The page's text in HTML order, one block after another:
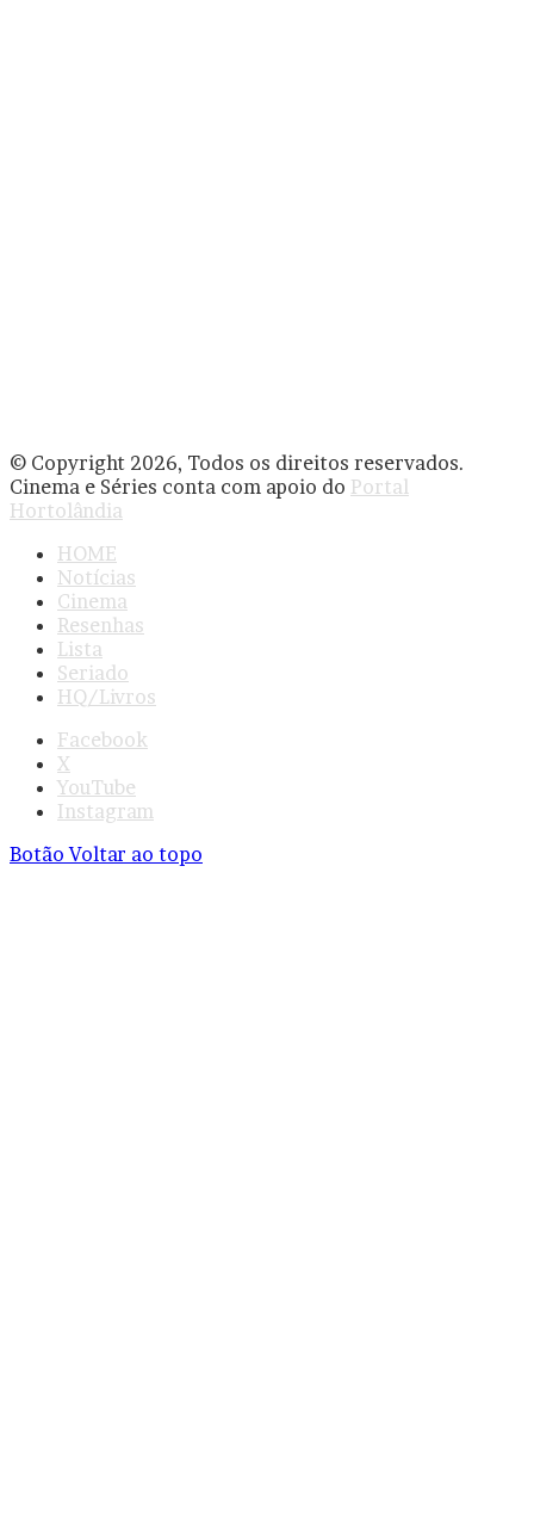
© Copyright 2026, Todos os direitos reservados.
Cinema e Séries conta com apoio do Portal
Hortolândia
HOME
Notícias
Cinema
Resenhas
Lista
Seriado
HQ/Livros
Facebook
X
YouTube
Instagram
Botão Voltar ao topo